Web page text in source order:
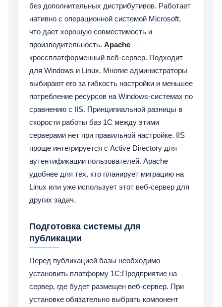
без дополнительных дистрибутивов. Работает
нативно с операционной системой Microsoft,
что дает хорошую совместимость и
производительность. Apache —
кроссплатформенный веб-сервер. Подходит
для Windows и Linux. Многие администраторы
выбирают его за гибкость настройки и меньшее
потребление ресурсов на Windows-системах по
сравнению с IIS. Принципиальной разницы в
скорости работы баз 1С между этими
серверами нет при правильной настройке. IIS
проще интегрируется с Active Directory для
аутентификации пользователей. Apache
удобнее для тех, кто планирует миграцию на
Linux или уже использует этот веб-сервер для
других задач.
Подготовка системы для
публикации
Перед публикацией базы необходимо
установить платформу 1С:Предприятие на
сервер, где будет размещен веб-сервер. При
установке обязательно выбрать компонент